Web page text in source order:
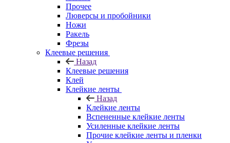
Прочее
Люверсы и пробойники
Ножи
Ракель
Фрезы
Клеевые решения
Назад
Клеевые решения
Клей
Клейкие ленты
Назад
Клейкие ленты
Вспененные клейкие ленты
Усиленные клейкие ленты
Прочие клейкие ленты и пленки